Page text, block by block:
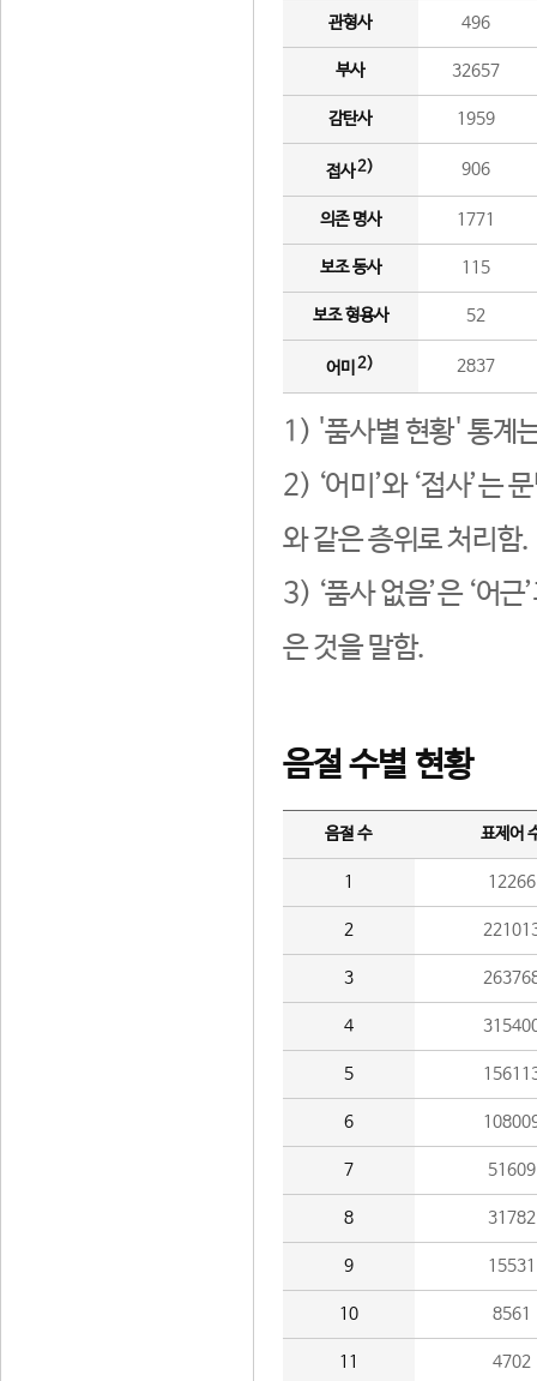
관형사 496
부사 32657
감탄사 1959
접사2) 906
의존 명사 1771
보조 동사 115
보조 형용사 52
어미 2) 2837
1) '품사별 현황' 통계
2) ‘어미’와 ‘접사’는
와 같은 층위로 처리함.
3) ‘품사 없음’은 ‘어
은 것을 말함.
음절 수별 현황
음절 수 표제어
1 12266
2
3
4
5
6
7 51609
8 31782
9 15531
10 8561
11 4702